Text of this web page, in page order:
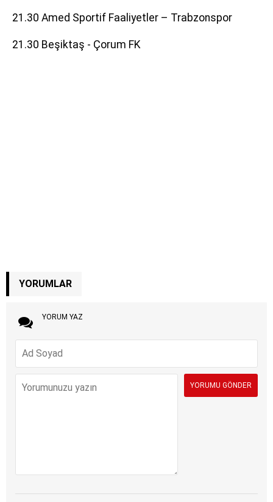
21.30 Amed Sportif Faaliyetler – Trabzonspor
21.30 Beşiktaş - Çorum FK
YORUMLAR
YORUM YAZ